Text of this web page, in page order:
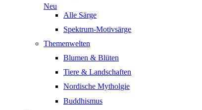
Neu
Alle Särge
Spektrum-Motivsärge
Themenwelten
Blumen & Blüten
Tiere & Landschaften
Nordische Mytholgie
Buddhismus